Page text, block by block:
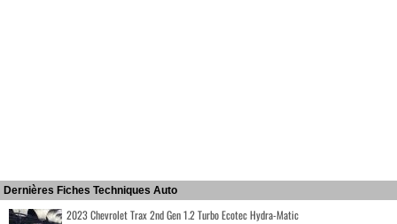
Dernières Fiches Techniques Auto
2023 Chevrolet Trax 2nd Gen 1.2 Turbo Ecotec Hydra-Matic